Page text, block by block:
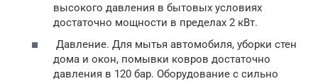
высокого давления в бытовых условиях
достаточно мощности в пределах 2 кВт.
Давление. Для мытья автомобиля, уборки стен
дома и окон, помывки ковров достаточно
давления в 120 бар. Оборудование с сильно